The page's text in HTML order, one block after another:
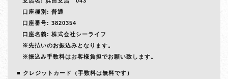
口座種別: 普通
口座番号: 3820354
口座名義: 株式会社シーライフ
※先払いのお振込みとなります。
※振込み手数料はお客様負担でお願い致します。
クレジットカード（手数料は無料です）